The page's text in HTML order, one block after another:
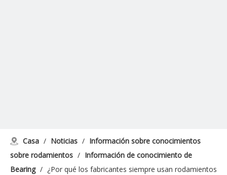
Casa / Noticias / Información sobre conocimientos
sobre rodamientos / Información de conocimiento de
Bearing / ¿Por qué los fabricantes siempre usan rodamientos